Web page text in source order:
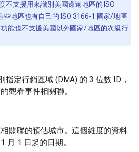
不支援用來識別美國邊遠地區的 ISO
些地區也有自己的 ISO 3166-1 國家/地區
能也不支援美國以外國家/地區的次級行
指定行銷區域 (DMA) 的 3 位數 ID，
觀看事件相關聯。
關聯的預估城市。這個維度的資料
月 1 日起的日期。